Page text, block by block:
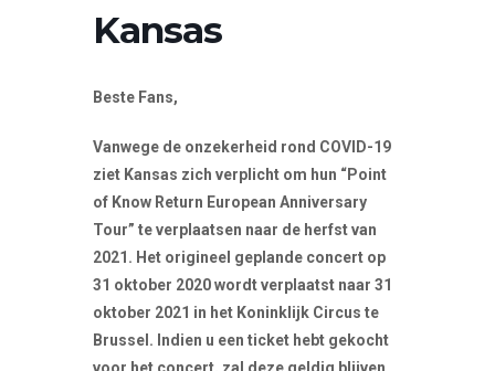
Kansas
Beste Fans,
Vanwege de onzekerheid rond COVID-19
ziet Kansas zich verplicht om hun “Point
of Know Return European Anniversary
Tour” te verplaatsen naar de herfst van
2021. Het origineel geplande concert op
31 oktober 2020 wordt verplaatst naar 31
oktober 2021 in het Koninklijk Circus te
Brussel. Indien u een ticket hebt gekocht